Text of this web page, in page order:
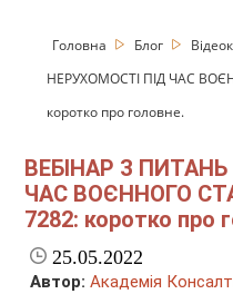
Головна Блог
НЕРУХОМОСТІ ПІД ЧАС
коротко про головне.
ВЕБІНАР З
ЧАС ВОЄННОГО
7282: коротко про
25.05.2022
Автор: Академія